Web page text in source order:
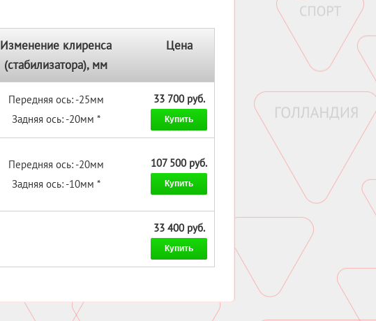
Изменение клиренса
(стабилизатора), мм
Цена
Передняя ось: -25мм
Задняя ось: -20мм *
33 700 руб.
Купить
Передняя ось: -20мм
Задняя ось: -10мм *
107 500 руб.
Купить
33 400 руб.
Купить